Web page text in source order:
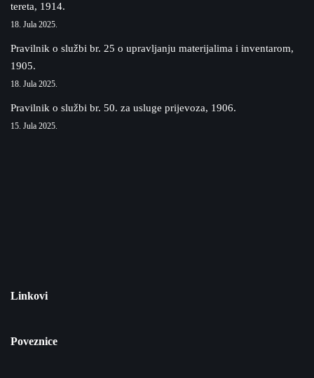
tereta, 1914.
18. Jula 2025.
Pravilnik o službi br. 25 o upravljanju materijalima i inventarom,
1905.
18. Jula 2025.
Pravilnik o službi br. 50. za usluge prijevoza, 1906.
15. Jula 2025.
Linkovi
Poveznice